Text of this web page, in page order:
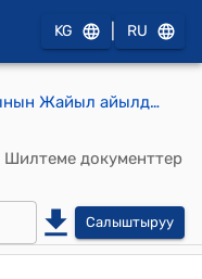
KG RU
Жайыл айыл аймагынын Жайыл айылдык кеңешинин 2025-жылдын 25-июнундагы № 24 "2025 жылдын бюджеттик долбоорун жана 2026-2027 жылдарга бюджеттин божомолун бекитүү жөнүндө" токтому
Шилтеме документтер
Салыштыруу